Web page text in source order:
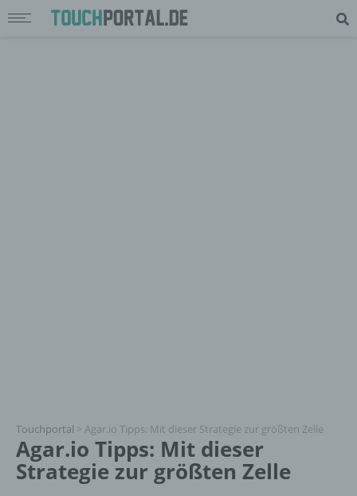
Touchportal > Agar.io Tipps: Mit dieser Strategie zur größten Zelle
Agar.io Tipps: Mit dieser
Strategie zur größten Zelle